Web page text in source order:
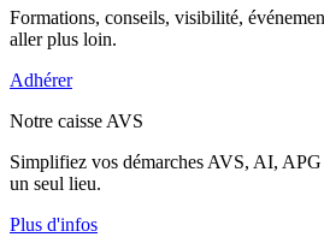
Formations, conseils, visibilité,
aller plus loin.
Adhérer
Notre caisse AVS
Simplifiez vos démarches AVS, AI,
un seul lieu.
Plus d'infos